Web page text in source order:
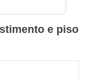
e piso